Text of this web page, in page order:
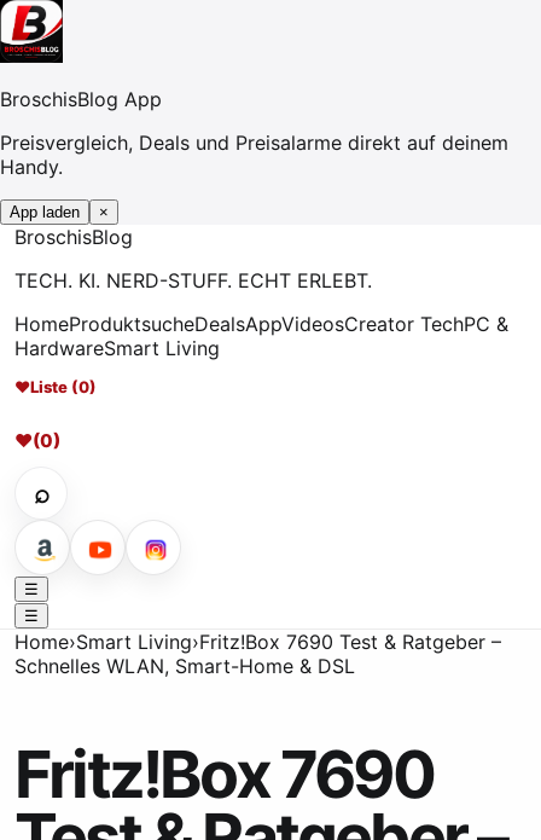
BroschisBlog App
Preisvergleich, Deals und Preisalarme direkt auf deinem
Handy.
App laden ×
BroschisBlog
TECH. KI. NERD-STUFF. ECHT ERLEBT.
HomeProduktsucheDealsAppVideosCreator TechPC &
HardwareSmart Living
♥Liste (0)
♥(0)
⌕
☰
☰
Home›Smart Living›Fritz!Box 7690 Test & Ratgeber –
Schnelles WLAN, Smart-Home & DSL
Fritz!Box 7690